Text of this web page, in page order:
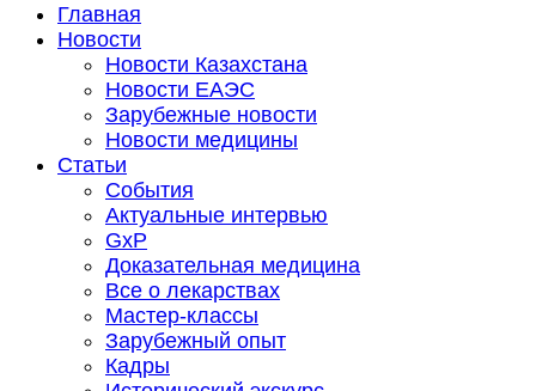
Главная
Новости
Новости Казахстана
Новости ЕАЭС
Зарубежные новости
Новости медицины
Статьи
События
Актуальные интервью
GxP
Доказательная медицина
Все о лекарствах
Мастер-классы
Зарубежный опыт
Кадры